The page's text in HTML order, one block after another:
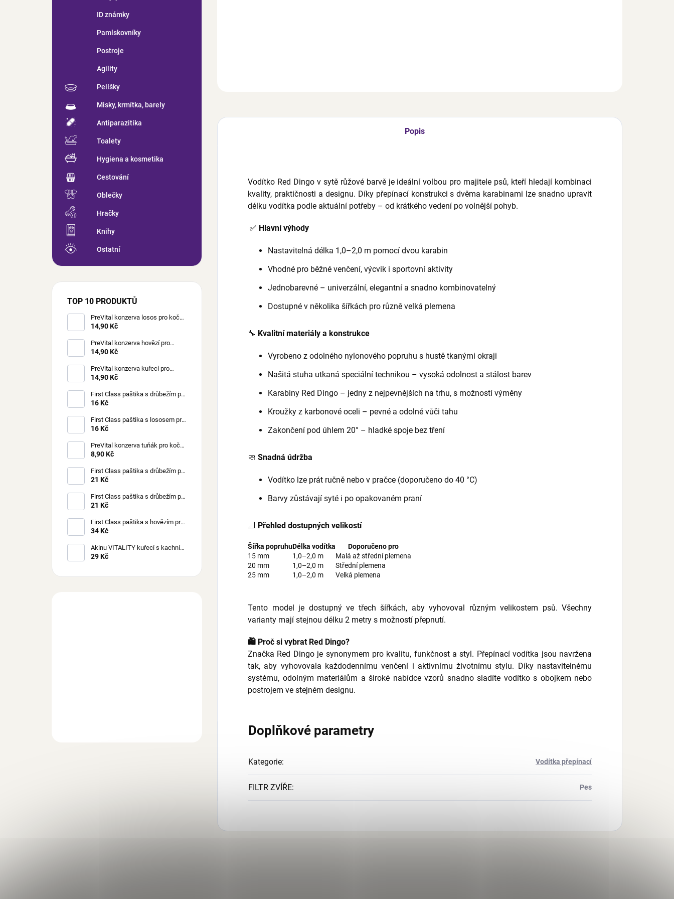
ID známky
Pamlskovníky
Postroje
Agility
Pelíšky
Misky, krmítka, barely
Antiparazitika
Toalety
Hygiena a kosmetika
Cestování
Oblečky
Hračky
Knihy
Ostatní
TOP 10 PRODUKTŮ
PreVital konzerva losos pro kočky
85 g
14,90 Kč
PreVital konzerva hovězí pro
kočky 85 g
14,90 Kč
PreVital konzerva kuřecí pro
kočky 85 g
14,90 Kč
First Class paštika s drůbežím pro
kočky 100 g
16 Kč
First Class paštika s lososem pro
kočky 100 g
16 Kč
PreVital konzerva tuňák pro kočky
85 g
8,90 Kč
First Class paštika s drůbežím pro
štěňata 150 g
21 Kč
First Class paštika s drůbežím pro
psy 150 g
21 Kč
First Class paštika s hovězím pro
psy 300 g
34 Kč
Akinu VITALITY kuřecí s kachním
masem pro kočky 70 g
29 Kč
Popis
Vodítko Red Dingo v sytě růžové barvě je ideální volbou pro majitele psů, kteří hledají kombinaci
kvality, praktičnosti a designu. Díky přepínací konstrukci s dvěma karabinami lze snadno upravit
délku vodítka podle aktuální potřeby – od krátkého vedení po volnější pohyb.
✅ Hlavní výhody
Nastavitelná délka 1,0–2,0 m pomocí dvou karabin
Vhodné pro běžné venčení, výcvik i sportovní aktivity
Jednobarevné – univerzální, elegantní a snadno kombinovatelný
Dostupné v několika šířkách pro různě velká plemena
🔧 Kvalitní materiály a konstrukce
Vyrobeno z odolného nylonového popruhu s hustě tkanými okraji
Našitá stuha utkaná speciální technikou – vysoká odolnost a stálost barev
Karabiny Red Dingo – jedny z nejpevnějších na trhu, s možností výměny
Kroužky z karbonové oceli – pevné a odolné vůči tahu
Zakončení pod úhlem 20° – hladké spoje bez tření
🧼 Snadná údržba
Vodítko lze prát ručně nebo v pračce (doporučeno do 40 °C)
Barvy zůstávají syté i po opakovaném praní
📐 Přehled dostupných velikostí
Šířka popruhuDélka vodítka
Doporučeno pro
15 mm
1,0–2,0 m
Malá až střední plemena
20 mm
1,0–2,0 m
Střední plemena
25 mm
1,0–2,0 m Velká plemena
Tento model je dostupný ve třech šířkách, aby vyhovoval různým velikostem psů. Všechny
varianty mají stejnou délku 2 metry s možností přepnutí.
🛍 Proč si vybrat Red Dingo?
Značka Red Dingo je synonymem pro kvalitu, funkčnost a styl. Přepínací vodítka jsou navržena
tak, aby vyhovovala každodennímu venčení i aktivnímu životnímu stylu. Díky nastavitelnému
systému, odolným materiálům a široké nabídce vzorů snadno sladíte vodítko s obojkem nebo
postrojem ve stejném designu.
Doplňkové parametry
Kategorie: Vodítka přepínací
FILTR ZVÍŘE: Pes